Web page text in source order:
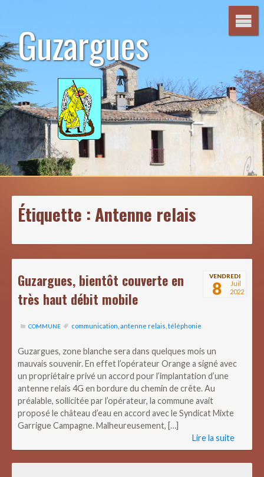
contenuGuzargues
Étiquette : Antenne relais
VENDREDI
8
Juil
2022
Guzargues, bientôt couverte en
très haut débit mobile
COMMUNE communication antenne relais téléphonie
Guzargues, zone blanche sera dans quelques mois un
mauvais souvenir. En effet l’opérateur Orange a signé avec
un propriétaire privé un accord pour l’implantation d’une
antenne relais 4G en bordure du chemin de crête. Au
préalable, sollicitée par l’opérateur, la commune avait
proposé le château d’eau en accord avec le Syndicat Mixte
Garrigue Campagne. Malheureusement, […]
Lire la suite